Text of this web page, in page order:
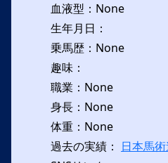
血液型：None
生年月日：
乗馬歴：None
趣味：
職業：None
身長：None
体重：None
過去の実績： 日本馬